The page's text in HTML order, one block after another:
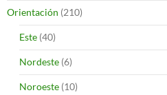
Orientación (210)
Este (40)
Nordeste (6)
Noroeste (10)